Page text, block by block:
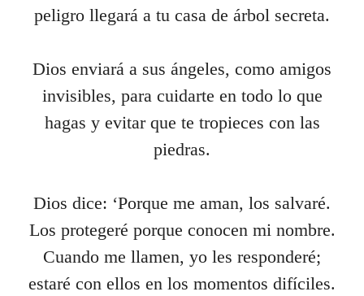
peligro llegará a tu casa de árbol secreta.
Dios enviará a sus ángeles, como amigos
invisibles, para cuidarte en todo lo que
hagas y evitar que te tropieces con las
piedras.
Dios dice: ‘Porque me aman, los salvaré.
Los protegeré porque conocen mi nombre.
Cuando me llamen, yo les responderé;
estaré con ellos en los momentos difíciles.